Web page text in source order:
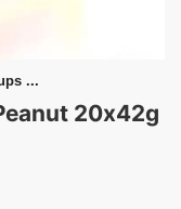
...
20x42g